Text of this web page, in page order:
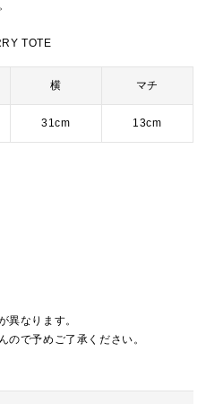
TOTE
横 マチ
31cm 13cm
異なります。
ので予めご了承ください。